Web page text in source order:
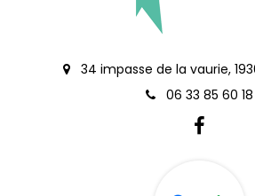
34 impasse de la vaurie,
06 33 85 60 18